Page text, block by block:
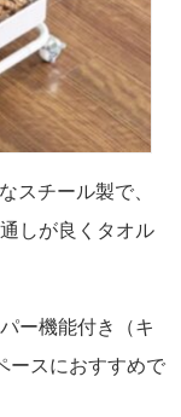
スチール製で、
しが良くタオル
ー機能付き（キ
ースにおすすめで